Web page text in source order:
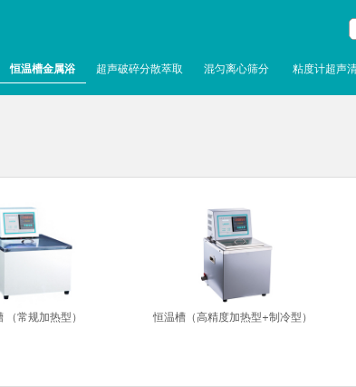
恒温槽金属浴 超声破碎分散萃取 混匀离心筛分 粘度计超声
（常规加热型） 恒温槽（高精度加热型+制冷型）